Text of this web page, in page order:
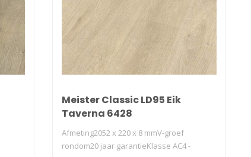
Meister Classic LD95 Eik
Taverna 6428
Afmeting2052 x 220 x 8 mmV-groef
rondom20 jaar garantieKlasse AC4 -